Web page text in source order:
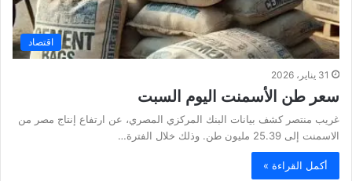
اقتصاد
31 يناير، 2026
سعر طن الأسمنت اليوم السبت
غريب منتصر كشف بيانات البنك المركزي المصري، عن ارتفاع إنتاج مصر من
الاسمنت إلى 25.39 مليون طن. وذلك خلال الفترة…
أكمل القراءة »